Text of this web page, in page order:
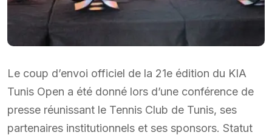
Le coup d’envoi officiel de la 21e édition du KIA
Tunis Open a été donné lors d’une conférence de
presse réunissant le Tennis Club de Tunis, ses
partenaires institutionnels et ses sponsors. Statut